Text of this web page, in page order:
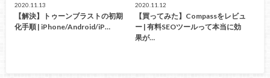
2020.11.13
【解決】トゥーンブラストの初期
化手順 | iPhone/Android/iP…
2020.11.12
【買ってみた】Compassをレビュ
ー | 有料SEOツールって本当に効
果が…